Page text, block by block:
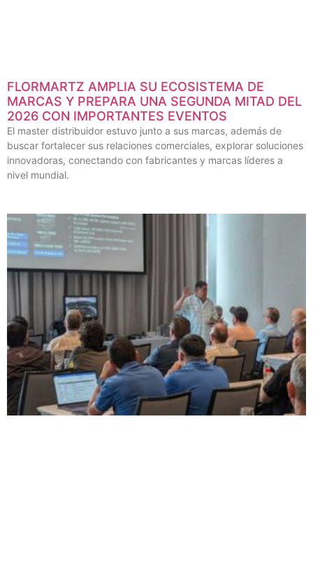
FLORMARTZ AMPLIA SU ECOSISTEMA DE
MARCAS Y PREPARA UNA SEGUNDA MITAD DEL
2026 CON IMPORTANTES EVENTOS
El master distribuidor estuvo junto a sus marcas, además de
buscar fortalecer sus relaciones comerciales, explorar soluciones
innovadoras, conectando con fabricantes y marcas líderes a
nivel mundial.